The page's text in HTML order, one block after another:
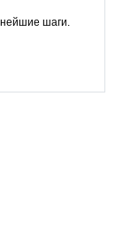
шаги.